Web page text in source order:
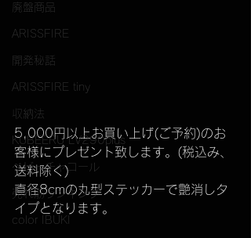
廃盤商品
ARISSFIRE
開発秘話
ARISSFIRE tiny
収納法
KUBEERU LV290plus
ベビーチャコール
売れ筋ランキング
color IBUKI
5,000円以上お買い上げ(ご予約)のお
客様にプレゼント致します。(税込み、
送料除く)
直径8cmの丸型ステッカーで艶消しタ
イプとなります。